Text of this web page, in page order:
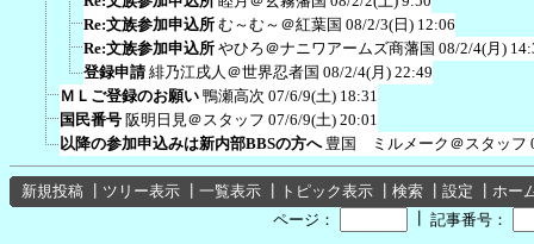
Re:文族参加申込所 む～む～＠紅葉国 08/2/3(日) 12:06
Re:文族参加申込所 やひろ＠ナニワアームズ商藩国 08/2/4(月)
登録申請 緋乃江戌人＠世界忍者国 08/2/4(月) 22:49
ＭＬご登録のお願い 鴨瀬高次 07/6/9(土) 18:31
国民番号 阪明日見＠スタッフ 07/6/9(土) 20:01
以降の参加申込みは新内部BBSの方へ 豊国 ミルメーク＠スタッフ
新規投稿 ツリー表示 一覧表示 トピック表示 検索 設定
ホー
ページ：
記事番号：